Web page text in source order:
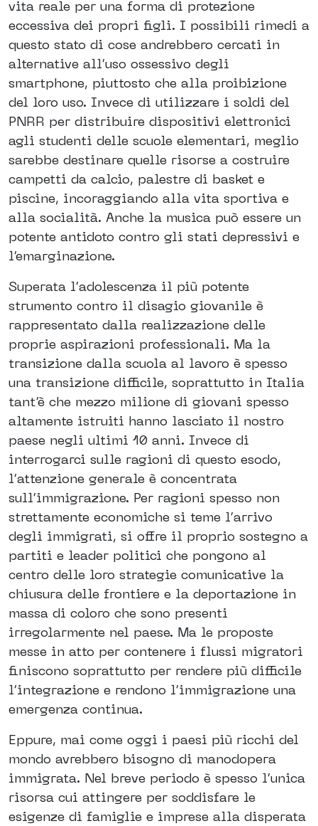
vita reale per una forma di protezione
eccessiva dei propri figli. I possibili rimedi a
questo stato di cose andrebbero cercati in
alternative all’uso ossessivo degli
smartphone, piuttosto che alla proibizione
del loro uso. Invece di utilizzare i soldi del
PNRR per distribuire dispositivi elettronici
agli studenti delle scuole elementari, meglio
sarebbe destinare quelle risorse a costruire
campetti da calcio, palestre di basket e
piscine, incoraggiando alla vita sportiva e
alla socialità. Anche la musica può essere un
potente antidoto contro gli stati depressivi e
l’emarginazione.
Superata l’adolescenza il più potente
strumento contro il disagio giovanile è
rappresentato dalla realizzazione delle
proprie aspirazioni professionali. Ma la
transizione dalla scuola al lavoro è spesso
una transizione difficile, soprattutto in Italia
tant’è che mezzo milione di giovani spesso
altamente istruiti hanno lasciato il nostro
paese negli ultimi 10 anni. Invece di
interrogarci sulle ragioni di questo esodo,
l’attenzione generale è concentrata
sull’immigrazione. Per ragioni spesso non
strettamente economiche si teme l’arrivo
degli immigrati, si offre il proprio sostegno a
partiti e leader politici che pongono al
centro delle loro strategie comunicative la
chiusura delle frontiere e la deportazione in
massa di coloro che sono presenti
irregolarmente nel paese. Ma le proposte
messe in atto per contenere i flussi migratori
finiscono soprattutto per rendere più difficile
l’integrazione e rendono l’immigrazione una
emergenza continua.
Eppure, mai come oggi i paesi più ricchi del
mondo avrebbero bisogno di manodopera
immigrata. Nel breve periodo è spesso l’unica
risorsa cui attingere per soddisfare le
esigenze di famiglie e imprese alla disperata